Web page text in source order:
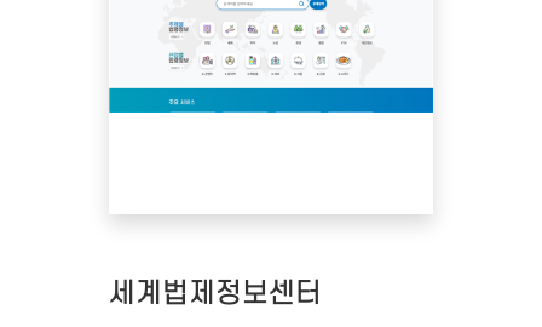
세계법제정보센터